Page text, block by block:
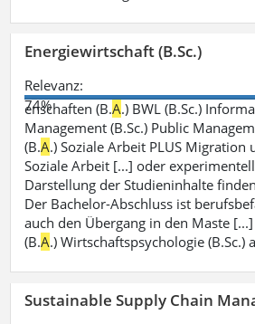
Energiewirtschaft (B.Sc.)
Relevanz:
74%
enschaften (B.A.) BWL (B.Sc.)
Management (B.Sc.) Public
(B.A.) Soziale Arbeit PLUS Migration
Soziale Arbeit [...] oder
Darstellung der Studieninhalte
Der Bachelor-Abschluss ist
auch den Übergang in den Maste
(B.A.) Wirtschaftspsychologie (B.Sc.)
Sustainable Supply Chain